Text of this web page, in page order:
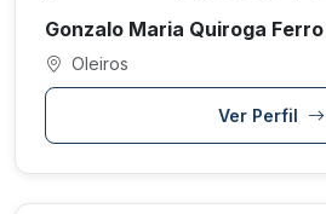
Gonzalo Maria Quiroga Ferro
Oleiros
Ver Perfil